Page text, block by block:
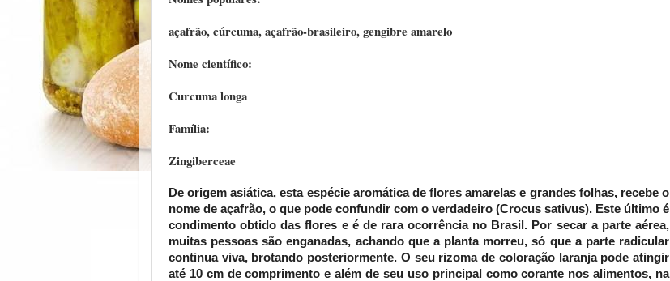
açafrão, cúrcuma, açafrão-brasileiro, gengibre amarelo
Nome científico:
Curcuma longa
Família:
Zingiberceae
De origem asiática, esta espécie aromática de flores amarelas e grandes folhas, recebe o
nome de açafrão, o que pode confundir com o verdadeiro (Crocus sativus). Este último é
condimento obtido das flores e é de rara ocorrência no Brasil. Por secar a parte aérea,
muitas pessoas são enganadas, achando que a planta morreu, só que a parte radicular
continua viva, brotando posteriormente. O seu rizoma de coloração laranja pode atingir
até 10 cm de comprimento e além de seu uso principal como corante nos alimentos, na